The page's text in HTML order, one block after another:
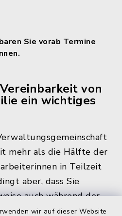
wir auf dieser Website
Sie vorab Termine
von
ein wichtiges
mehr als die Hälfte der
in Teilzeit
aber, dass Sie
auch während der
und zu den